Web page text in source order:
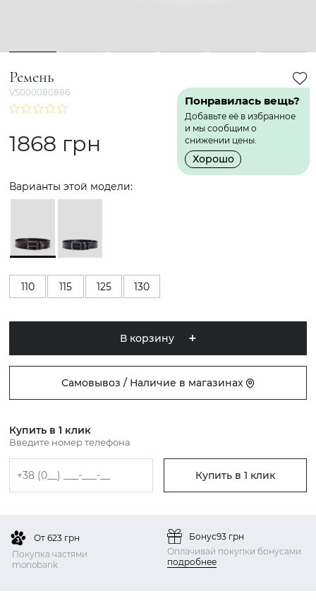
1 2 3 4 5 6
Ремень
VS000080886
Понравилась вещь?
Добавьте её в избранное
и мы сообщим о
снижении цены.
Хорошо
1868 грн
Варианты этой модели:
110 115 125 130
В корзину
Самовывоз / Наличие в магазинах
Купить в 1 клик
Введите номер телефона
Купить в 1 клик
От 623 грн
Покупка частями
monobank
Бонус93 грн
Оплачивай покупки бонусами
подробнее